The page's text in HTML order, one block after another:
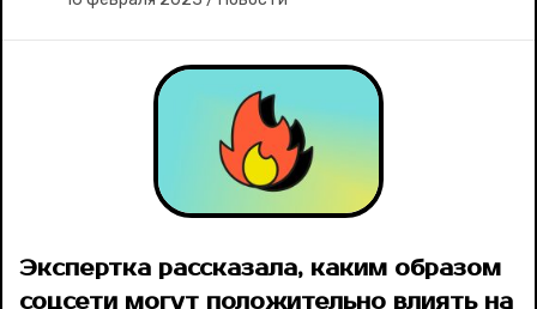
Экспертка рассказала, каким образом
соцсети могут положительно влиять на